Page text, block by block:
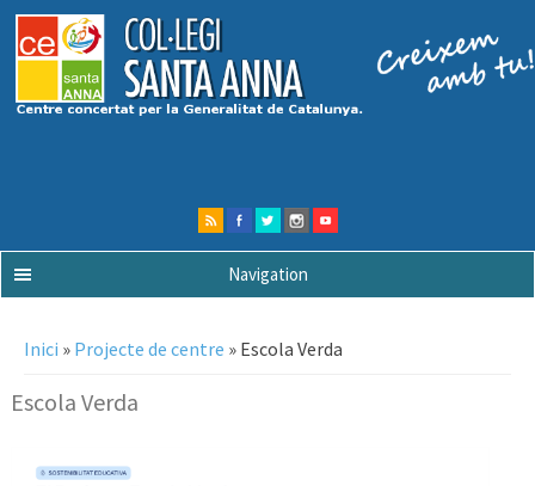
Navigation
Inici » Projecte de centre » Escola Verda
Escola Verda